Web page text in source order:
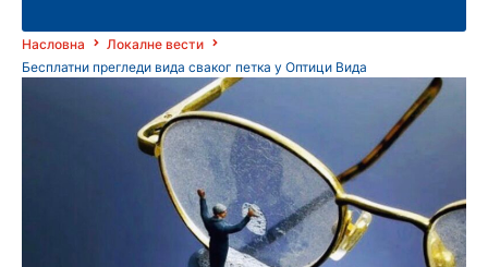
Насловна
Локалне вести
Бесплатни прегледи вида сваког петка у Оптици Вида